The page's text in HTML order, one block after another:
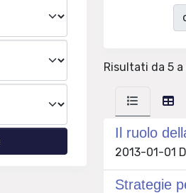
Risultati da 5 a
Il ruolo
2013-01-01
Strategie